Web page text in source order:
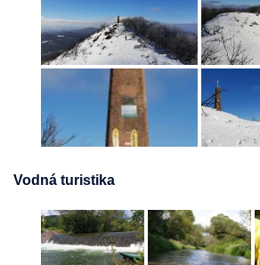
Vodná turistika